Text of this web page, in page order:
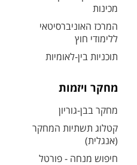
מכינות
המרכז האוניברסיטאי
ללימודי חוץ
תוכניות בין-לאומיות
מחקר ויזמות
מחקר בבן-גוריון
קטלוג תשתיות המחקר
(אנגלית)
חיפוש מנחה - פורטל